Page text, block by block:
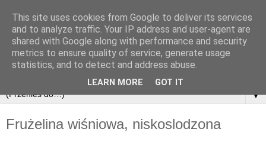
▼
Frużelina wiśniowa, niskoslodzona
This site uses cookies from Google to deliver its services
and to analyze traffic. Your IP address and user-agent are
shared with Google along with performance and security
metrics to ensure quality of service, generate usage
statistics, and to detect and address abuse.
LEARN MORE GOT IT